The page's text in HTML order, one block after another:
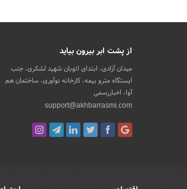
از پشت ابر بیرون بیاید
میدان آزادی، ابتدای اتوبان شهید لشکری، جنب
ایستگاه مترو بیمه، کارخانه نوآوری، ساختمان هم
آوا، اخباررسمی
support@akhbarrasmi.com